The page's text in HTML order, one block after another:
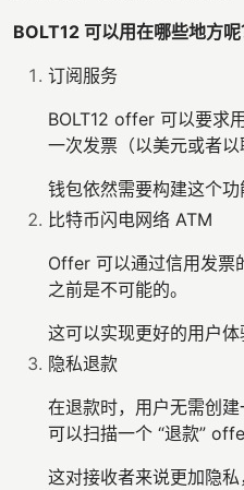
BOLT12 可以用在哪些地方呢
订阅服务
BOLT12 offer 可以要求
一次发票（以美元或者以
钱包依然需要构建这个功
比特币闪电网络 ATM
Offer 可以通过信用发票
之前是不可能的。
这可以实现更好的用户体
隐私退款
在退款时，用户无需创
可以扫描一个 “退款”
这对接收者来说更加隐